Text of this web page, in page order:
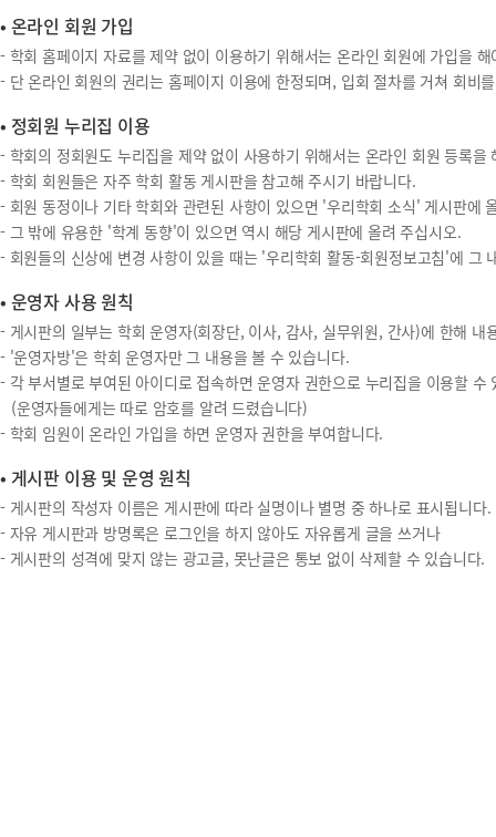
• 온라인 회원 가입
- 학회 홈페이지 자료를 제약 없이 이용하기 위해서는 온라인 회원에 가입을 해
- 단 온라인 회원의 권리는 홈페이지 이용에 한정되며, 입회 절차를 거쳐 회비
• 정회원 누리집 이용
- 학회의 정회원도 누리집을 제약 없이 사용하기 위해서는 온라인 회원 등록을
- 학회 회원들은 자주 학회 활동 게시판을 참고해 주시기 바랍니다.
- 회원 동정이나 기타 학회와 관련된 사항이 있으면 '우리학회 소식' 게시판에
- 그 밖에 유용한 '학계 동향'이 있으면 역시 해당 게시판에 올려 주십시오.
- 회원들의 신상에 변경 사항이 있을 때는 '우리학회 활동-회원정보고침'에 그
• 운영자 사용 원칙
- 게시판의 일부는 학회 운영자(회장단, 이사, 감사, 실무위원, 간사)에 한해 내
- '운영자방'은 학회 운영자만 그 내용을 볼 수 있습니다.
- 각 부서별로 부여된 아이디로 접속하면 운영자 권한으로 누리집을 이용할 수
(운영자들에게는 따로 암호를 알려 드렸습니다)
- 학회 임원이 온라인 가입을 하면 운영자 권한을 부여합니다.
• 게시판 이용 및 운영 원칙
- 게시판의 작성자 이름은 게시판에 따라 실명이나 별명 중 하나로 표시됩니다.
- 자유 게시판과 방명록은 로그인을 하지 않아도 자유롭게 글을 쓰거나
- 게시판의 성격에 맞지 않는 광고글, 못난글은 통보 없이 삭제할 수 있습니다.